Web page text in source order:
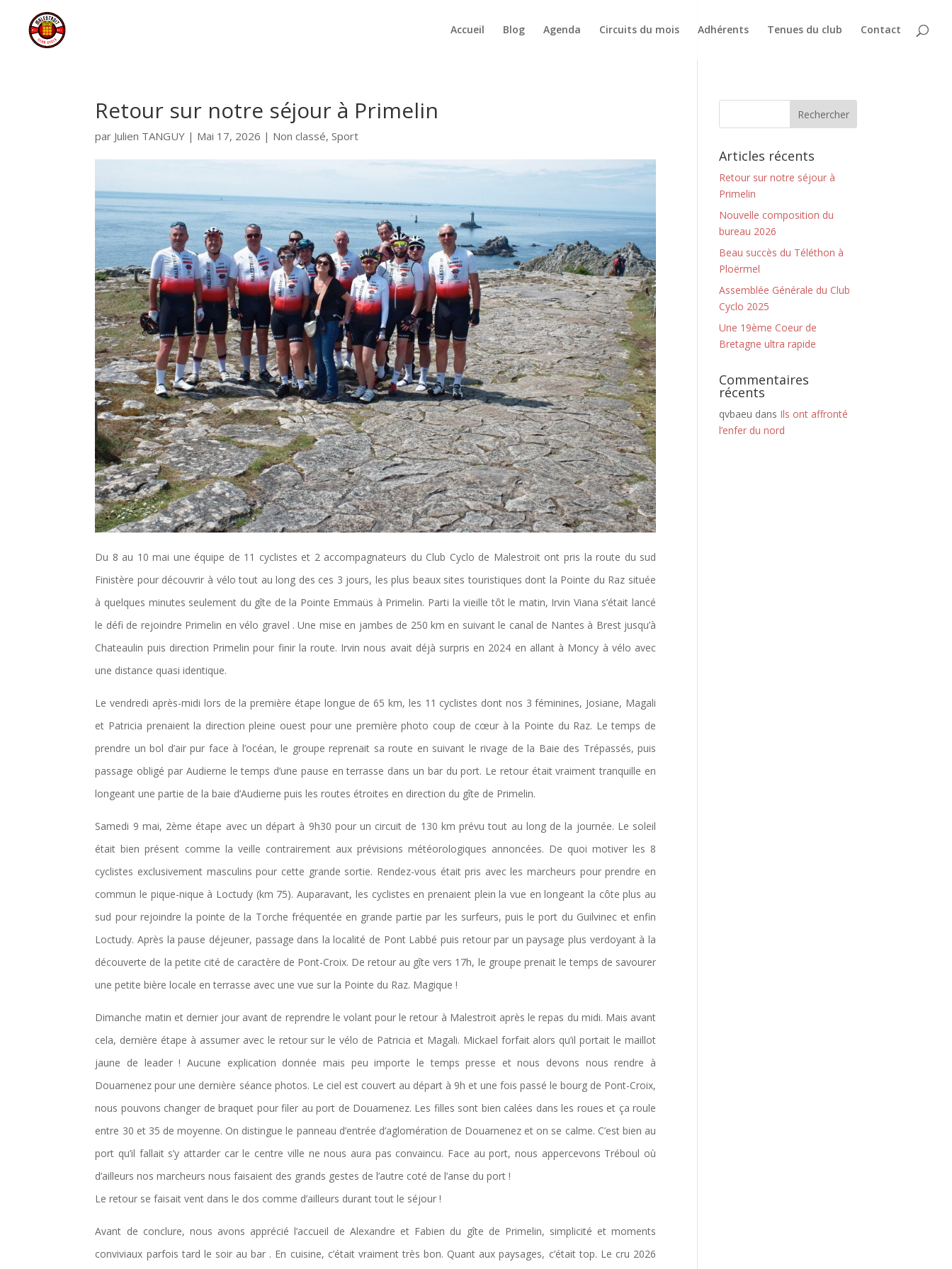
Accueil Blog Agenda Circuits du mois Adhérents Tenues du club Contact
Retour sur notre séjour à Primelin
par Julien TANGUY | Mai 17, 2026 | Non classé,Sport
Du 8 au 10 mai une équipe de 11 cyclistes et 2 accompagnateurs du Club Cyclo de Malestroit ont pris la route du sud
Finistère pour découvrir à vélo tout au long des ces 3 jours, les plus beaux sites touristiques dont la Pointe du Raz située
à quelques minutes seulement du gîte de la Pointe Emmaüs à Primelin. Parti la vieille tôt le matin, Irvin Viana s’était lancé
le défi de rejoindre Primelin en vélo gravel . Une mise en jambes de 250 km en suivant le canal de Nantes à Brest jusqu’à
Chateaulin puis direction Primelin pour finir la route. Irvin nous avait déjà surpris en 2024 en allant à Moncy à vélo avec
une distance quasi identique.
Le vendredi après-midi lors de la première étape longue de 65 km, les 11 cyclistes dont nos 3 féminines, Josiane, Magali
et Patricia prenaient la direction pleine ouest pour une première photo coup de cœur à la Pointe du Raz. Le temps de
prendre un bol d’air pur face à l’océan, le groupe reprenait sa route en suivant le rivage de la Baie des Trépassés, puis
passage obligé par Audierne le temps d’une pause en terrasse dans un bar du port. Le retour était vraiment tranquille en
longeant une partie de la baie d’Audierne puis les routes étroites en direction du gîte de Primelin.
Samedi 9 mai, 2ème étape avec un départ à 9h30 pour un circuit de 130 km prévu tout au long de la journée. Le soleil
était bien présent comme la veille contrairement aux prévisions météorologiques annoncées. De quoi motiver les 8
cyclistes exclusivement masculins pour cette grande sortie. Rendez-vous était pris avec les marcheurs pour prendre en
commun le pique-nique à Loctudy (km 75). Auparavant, les cyclistes en prenaient plein la vue en longeant la côte plus au
sud pour rejoindre la pointe de la Torche fréquentée en grande partie par les surfeurs, puis le port du Guilvinec et enfin
Loctudy. Après la pause déjeuner, passage dans la localité de Pont Labbé puis retour par un paysage plus verdoyant à la
découverte de la petite cité de caractère de Pont-Croix. De retour au gîte vers 17h, le groupe prenait le temps de savourer
une petite bière locale en terrasse avec une vue sur la Pointe du Raz. Magique !
Dimanche matin et dernier jour avant de reprendre le volant pour le retour à Malestroit après le repas du midi. Mais avant
cela, dernière étape à assumer avec le retour sur le vélo de Patricia et Magali. Mickael forfait alors qu’il portait le maillot
jaune de leader ! Aucune explication donnée mais peu importe le temps presse et nous devons nous rendre à
Douarnenez pour une dernière séance photos. Le ciel est couvert au départ à 9h et une fois passé le bourg de Pont-Croix,
nous pouvons changer de braquet pour filer au port de Douarnenez. Les filles sont bien calées dans les roues et ça roule
entre 30 et 35 de moyenne. On distingue le panneau d’entrée d’aglomération de Douarnenez et on se calme. C’est bien au
port qu’il fallait s’y attarder car le centre ville ne nous aura pas convaincu. Face au port, nous appercevons Tréboul où
d’ailleurs nos marcheurs nous faisaient des grands gestes de l’autre coté de l’anse du port !
Le retour se faisait vent dans le dos comme d’ailleurs durant tout le séjour !
Avant de conclure, nous avons apprécié l’accueil de Alexandre et Fabien du gîte de Primelin, simplicité et moments
conviviaux parfois tard le soir au bar . En cuisine, c’était vraiment très bon. Quant aux paysages, c’était top. Le cru 2026
Articles récents
Retour sur notre séjour à
Primelin
Nouvelle composition du
bureau 2026
Beau succès du Téléthon à
Ploërmel
Assemblée Générale du Club
Cyclo 2025
Une 19ème Coeur de
Bretagne ultra rapide
Commentaires
récents
qvbaeu dans Ils ont affronté
l’enfer du nord